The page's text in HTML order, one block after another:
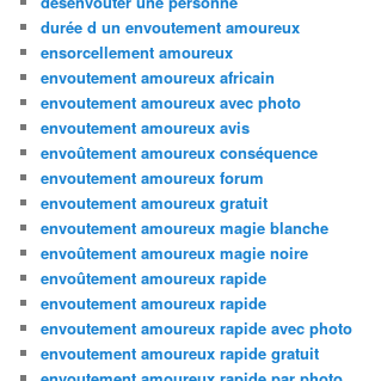
durée d un envoutement amoureux
ensorcellement amoureux
envoutement amoureux africain
envoutement amoureux avec photo
envoutement amoureux avis
envoûtement amoureux conséquence
envoutement amoureux forum
envoutement amoureux gratuit
envoutement amoureux magie blanche
envoûtement amoureux magie noire
envoûtement amoureux rapide
envoutement amoureux rapide
envoutement amoureux rapide avec photo
envoutement amoureux rapide gratuit